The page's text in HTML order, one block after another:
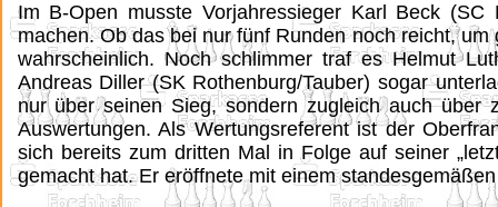
Im B-Open musste Vorjahressieger Karl Beck
machen. Ob das bei nur fünf Runden noch reicht,
wahrscheinlich. Noch schlimmer traf es Helmut
Andreas Diller (SK Rothenburg/Tauber) sogar
nur über seinen Sieg, sondern zugleich auch über
Auswertungen. Als Wertungsreferent ist der
sich bereits zum dritten Mal in Folge auf seiner
gemacht hat. Er eröffnete mit einem